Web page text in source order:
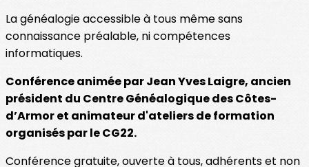
La généalogie accessible à tous même sans
connaissance préalable, ni compétences
informatiques.
Conférence animée par Jean Yves Laigre, ancien
président du Centre Généalogique des Côtes-
d’Armor et animateur d'ateliers de formation
organisés par le CG22.
Conférence gratuite, ouverte à tous, adhérents et non